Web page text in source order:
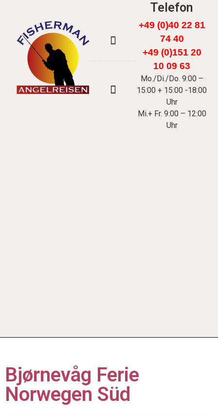
Telefon
+49 (0)40 22 81
74 40
+49 (0)151 20
10 09 63
Mo./Di./Do. 9:00 –
15:00 + 15:00 -18:00
Uhr
Mi.+ Fr. 9:00 – 12:00
Uhr
Bjørnevåg Ferie
Norwegen Süd